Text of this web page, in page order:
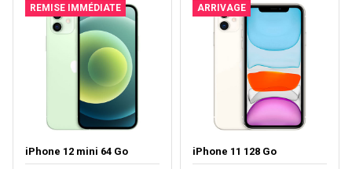
REMISE IMMÉDIATE
iPhone 12 mini 64 Go
ARRIVAGE
iPhone 11 128 Go